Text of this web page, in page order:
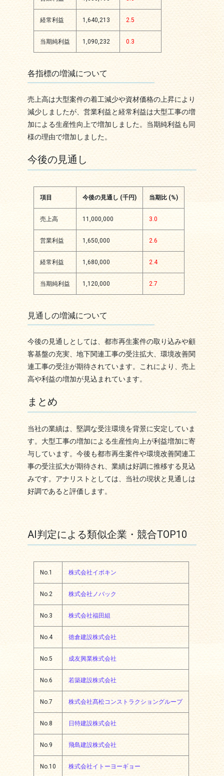
経常利益 1,640,213 2.5
当期純利益 1,090,232 0.3
各指標の増減について
売上高は大型案件の着工減少や資材価格の上昇により
減少しましたが、営業利益と経常利益は大型工事の増
加による生産性向上で増加しました。当期純利益も同
様の理由で増加しました。
今後の見通し
項目 今後の見通し (千円) 当期比 (%)
売上高 11,000,000 3.0
営業利益 1,650,000 2.6
経常利益 1,680,000 2.4
当期純利益 1,120,000 2.7
見通しの増減について
今後の見通しとしては、都市再生案件の取り込みや顧
客基盤の充実、地下関連工事の受注拡大、環境改善関
連工事の受注が期待されています。これにより、売上
高や利益の増加が見込まれています。
まとめ
当社の業績は、堅調な受注環境を背景に安定していま
す。大型工事の増加による生産性向上が利益増加に寄
与しています。今後も都市再生案件や環境改善関連工
事の受注拡大が期待され、業績は好調に推移する見込
みです。アナリストとしては、当社の現状と見通しは
好調であると評価します。
AI判定による類似企業・競合TOP10
No.1 株式会社イボキン
No.2 株式会社ノバック
No.3 株式会社福田組
No.4 徳倉建設株式会社
No.5 成友興業株式会社
No.6 若築建設株式会社
No.7 株式会社髙松コンストラクショングループ
No.8 日特建設株式会社
No.9 飛島建設株式会社
No.10 株式会社イトーヨーギョー